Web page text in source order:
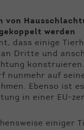
von
werden
dass einige
an Dritte und
nunmehr auf
Ebenso ist
in einer EU-
einiger